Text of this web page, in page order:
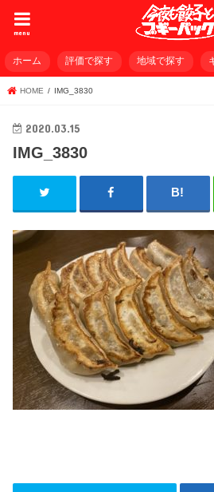
menu
ホーム 評価で探す 地域で探す
HOME IMG_3830
2020.03.15
IMG_3830